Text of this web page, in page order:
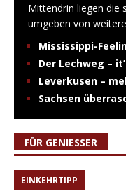
Mittendrin liegen die
umgeben von
Mississippi-
Der Lechweg –
Leverkusen –
Sachsen
FÜR GENIESSER
EINKEHRTIPP